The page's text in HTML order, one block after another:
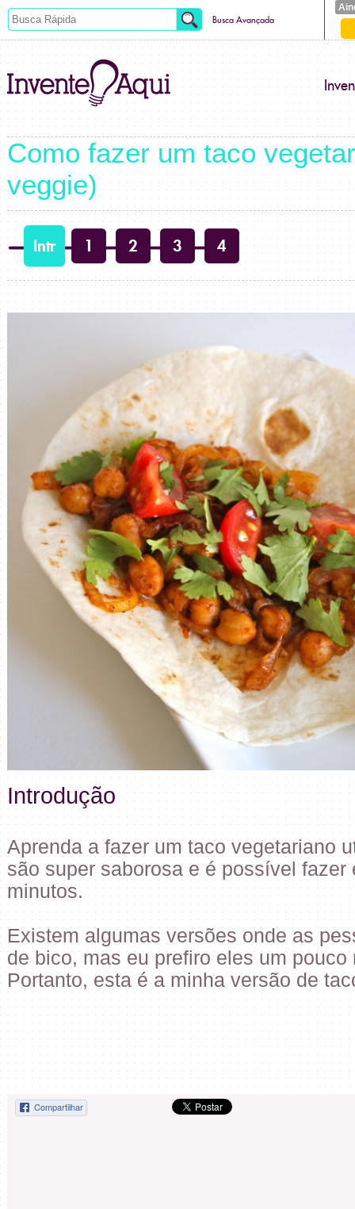
Busca Avançada
Como fazer um taco
veggie)
Intr 1 2 3 4
Introdução
Aprenda a fazer um taco vegetariano
são super saborosa e é possível fazer
minutos.
Existem algumas versões onde as
de bico, mas eu prefiro eles um pouco
Portanto, esta é a minha versão de
Compartilhar